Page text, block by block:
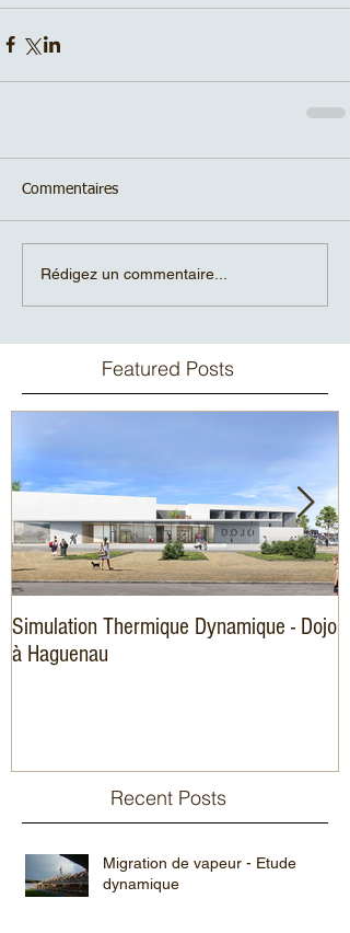
Commentaires
Rédigez un commentaire...
Featured Posts
Simulation Thermique Dynamique - Dojo
à Haguenau
Recent Posts
Migration de vapeur - Etude
dynamique